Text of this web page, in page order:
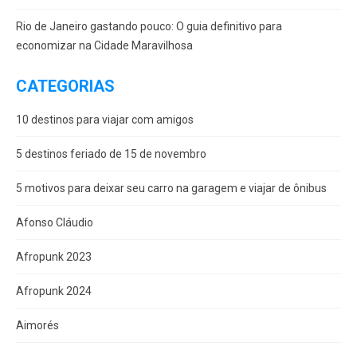
Rio de Janeiro gastando pouco: O guia definitivo para
economizar na Cidade Maravilhosa
CATEGORIAS
10 destinos para viajar com amigos
5 destinos feriado de 15 de novembro
5 motivos para deixar seu carro na garagem e viajar de ônibus
Afonso Cláudio
Afropunk 2023
Afropunk 2024
Aimorés